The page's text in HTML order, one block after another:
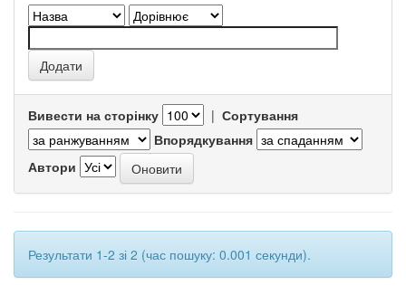
Вивести на сторінку | Сортування
Впорядкування
Автори
Результати 1-2 зі 2 (час пошуку: 0.001 секунди).